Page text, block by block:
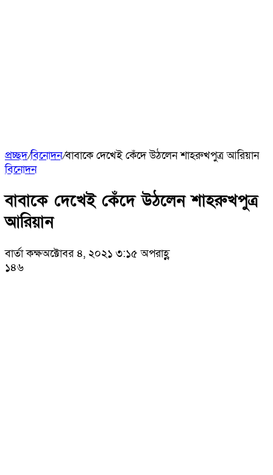
প্রচ্ছদ/বিনোদন/বাবাকে দেখেই কেঁদে উঠলেন শাহরুখপুত্র আরিয়ান
বিনোদন
বাবাকে দেখেই কেঁদে উঠলেন শাহরুখপুত্র
আরিয়ান
বার্তা কক্ষঅক্টোবর ৪, ২০২১ ৩:১৫ অপরাহ্ণ
১৪৬